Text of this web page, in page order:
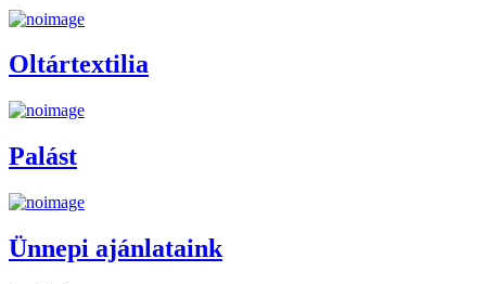
Oltártextilia
Palást
Ünnepi ajánlataink